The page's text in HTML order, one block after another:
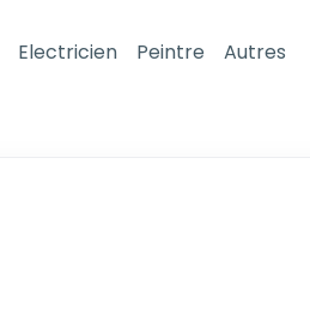
Electricien Peintre Autres